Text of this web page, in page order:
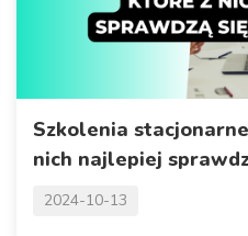
Szkolenia
nich najlepiej
2024-10-13